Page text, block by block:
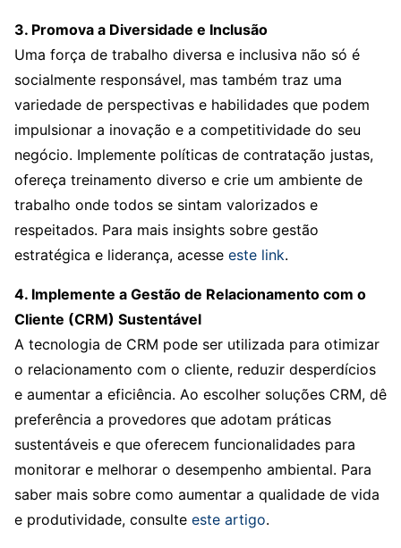
3. Promova a Diversidade e Inclusão
Uma força de trabalho diversa e inclusiva não só é
socialmente responsável, mas também traz uma
variedade de perspectivas e habilidades que podem
impulsionar a inovação e a competitividade do seu
negócio. Implemente políticas de contratação justas,
ofereça treinamento diverso e crie um ambiente de
trabalho onde todos se sintam valorizados e
respeitados. Para mais insights sobre gestão
estratégica e liderança, acesse este link.
4. Implemente a Gestão de Relacionamento com o
Cliente (CRM) Sustentável
A tecnologia de CRM pode ser utilizada para otimizar
o relacionamento com o cliente, reduzir desperdícios
e aumentar a eficiência. Ao escolher soluções CRM, dê
preferência a provedores que adotam práticas
sustentáveis e que oferecem funcionalidades para
monitorar e melhorar o desempenho ambiental. Para
saber mais sobre como aumentar a qualidade de vida
e produtividade, consulte este artigo.